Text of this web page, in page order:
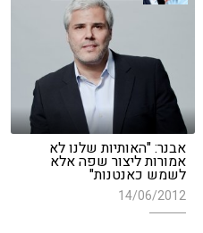
אבנר: "האותיות שלנו לא
אמורות ליצור שפה אלא
לשמש כאנטנות"
14/06/2012